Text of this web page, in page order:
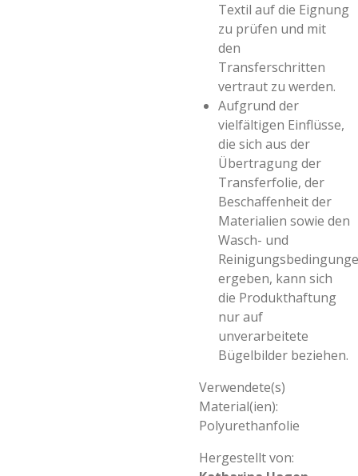
Textil auf die Eignung
zu prüfen und mit
den
Transferschritten
vertraut zu werden.
Aufgrund der
vielfältigen Einflüsse,
die sich aus der
Übertragung der
Transferfolie, der
Beschaffenheit der
Materialien sowie den
Wasch- und
ergeben, kann sich
die Produkthaftung
nur auf
unverarbeitete
Bügelbilder beziehen.
Verwendete(s)
Material(ien):
Polyurethanfolie
Hergestellt von: